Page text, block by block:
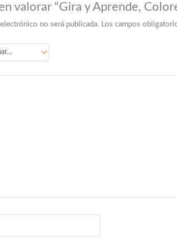
valorar “Gira y Aprende,
no será publicada. Los campos